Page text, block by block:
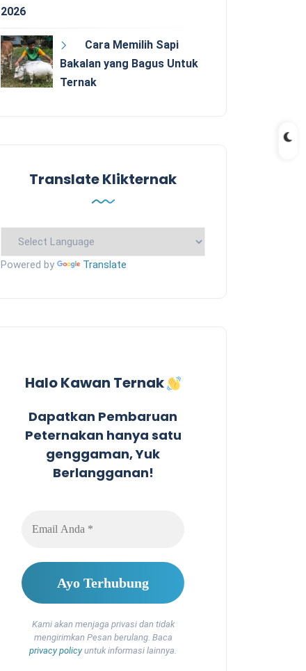
2026
Cara Memilih Sapi
Bakalan yang Bagus Untuk
Ternak
Translate Klikternak
Powered by Translate
Halo Kawan Ternak
Dapatkan Pembaruan
Peternakan hanya satu
genggaman, Yuk
Berlangganan!
Kami akan menjaga privasi dan tidak
mengirimkan Pesan berulang. Baca
privacy policyuntuk informasi lainnya.